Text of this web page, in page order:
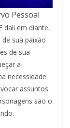
Pessoal
dali em diante,
sua paixão
de sua
a
necessidade
assuntos
são o